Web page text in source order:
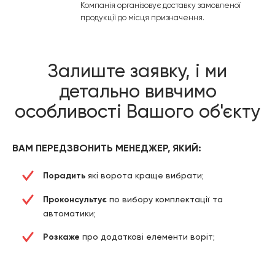
Компанія організовує доставку замовленої
продукції до місця призначення.
Залиште заявку, і ми
детально вивчимо
особливості Вашого об'єкту
ВАМ ПЕРЕДЗВОНИТЬ МЕНЕДЖЕР, ЯКИЙ:
Порадить які ворота краще вибрати;
Проконсультує по вибору комплектації та
автоматики;
Розкаже про додаткові елементи воріт;